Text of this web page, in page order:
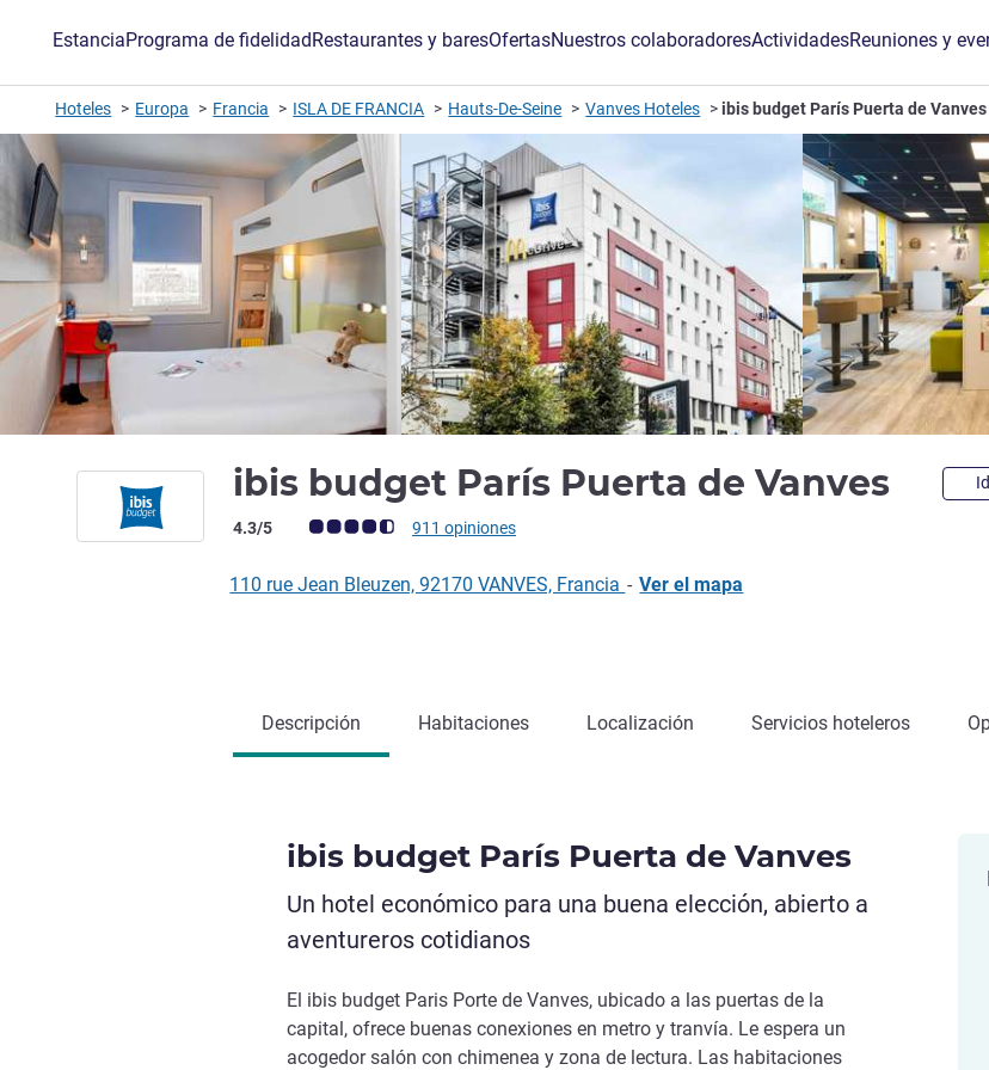
EstanciaPrograma de fidelidadRestaurantes y baresOfertasNuestros colaboradoresActividadesReuniones y
Hoteles Europa Francia ISLA DE FRANCIA Hauts-De-Seine Vanves Hoteles ibis budget París Puerta de Vanves
ibis budget París Puerta de Vanves 2
Nota de clientes de Avis (Clasificación de ALL)
4.3/5 911 opiniones
110 rue Jean Bleuzen, 92170 VANVES, Francia - Ver el mapa
Descripción Habitaciones Localización Servicios hoteleros
ibis budget París Puerta de Vanves
Un hotel económico para una buena elección, abierto a
aventureros cotidianos
El ibis budget Paris Porte de Vanves, ubicado a las puertas de la
capital, ofrece buenas conexiones en metro y tranvía. Le espera un
acogedor salón con chimenea y zona de lectura. Las habitaciones